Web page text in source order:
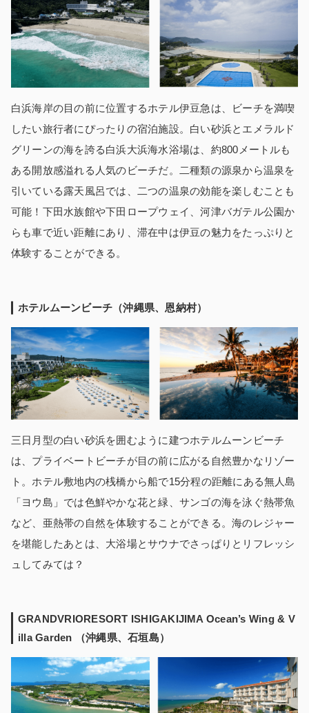
白浜海岸の目の前に位置するホテル伊豆急は、ビーチを満喫
したい旅行者にぴったりの宿泊施設。白い砂浜とエメラルド
グリーンの海を誇る白浜大浜海水浴場は、約800メートルも
ある開放感溢れる人気のビーチだ。二種類の源泉から温泉を
引いている露天風呂では、二つの温泉の効能を楽しむことも
可能！下田水族館や下田ロープウェイ、河津バガテル公園か
らも車で近い距離にあり、滞在中は伊豆の魅力をたっぷりと
体験することができる。
ホテルムーンビーチ（沖縄県、恩納村）
三日月型の白い砂浜を囲むように建つホテルムーンビーチ
は、プライベートビーチが目の前に広がる自然豊かなリゾー
ト。ホテル敷地内の桟橋から船で15分程の距離にある無人島
「ヨウ島」では色鮮やかな花と緑、サンゴの海を泳ぐ熱帯魚
など、亜熱帯の自然を体験することができる。海のレジャー
を堪能したあとは、大浴場とサウナでさっぱりとリフレッシ
ュしてみては？
GRANDVRIORESORT ISHIGAKIJIMA Ocean’s Wing & V
illa Garden （沖縄県、石垣島）